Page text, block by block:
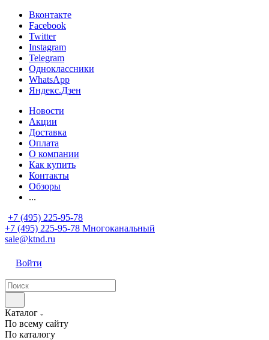
Вконтакте
Facebook
Twitter
Instagram
Telegram
Одноклассники
WhatsApp
Яндекс.Дзен
Новости
Акции
Доставка
Оплата
О компании
Как купить
Контакты
Обзоры
...
+7 (495) 225-95-78
+7 (495) 225-95-78 Многоканальный
sale@ktnd.ru
Войти
Каталог
По всему сайту
По каталогу